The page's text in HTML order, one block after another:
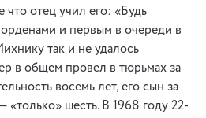
что отец учил его: «Будь
и первым в очереди в
так и не удалось
в общем провел в тюрьмах за
восемь лет, его сын за
«только» шесть. В 1968 году 22-